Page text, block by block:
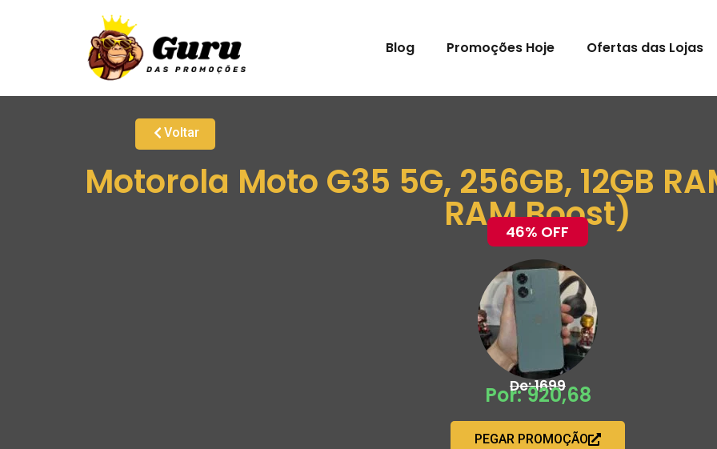
Blog Promoções Hoje Ofertas das Lojas
Voltar
Motorola Moto G35 5G, 256GB, 12GB
RAM Boost)
46% OFF
De: 1699
Por: 920,68
PEGAR PROMOÇÃO